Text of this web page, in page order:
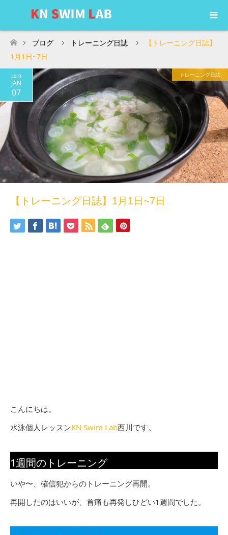
ホーム
ブログ トレーニング日誌
【トレーニング日誌】
1月1日~7日
2023
JAN
07
トレーニング日誌
【トレーニング日誌】1月1日~7日
こんにちは。
水泳個人レッスンKN Swim Lab西川です。
1週間のトレーニング
いや〜、確信犯からのトレーニング再開。
再開したのはいいが、首痛も再発しひどい1週間でした。